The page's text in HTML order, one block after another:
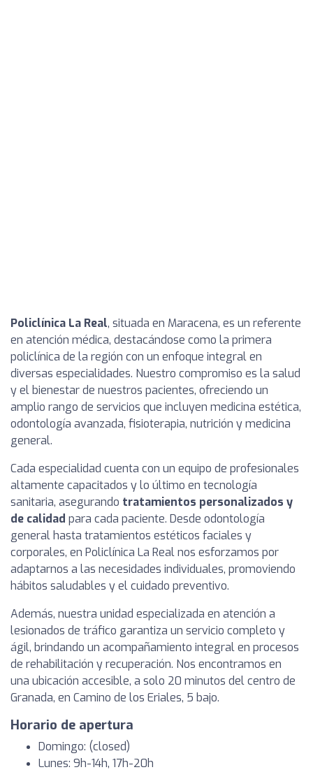
Policlínica La Real, situada en Maracena, es un referente
en atención médica, destacándose como la primera
policlínica de la región con un enfoque integral en
diversas especialidades. Nuestro compromiso es la salud
y el bienestar de nuestros pacientes, ofreciendo un
amplio rango de servicios que incluyen medicina estética,
odontología avanzada, fisioterapia, nutrición y medicina
general.
Cada especialidad cuenta con un equipo de profesionales
altamente capacitados y lo último en tecnología
sanitaria, asegurando tratamientos personalizados y
de calidad para cada paciente. Desde odontología
general hasta tratamientos estéticos faciales y
corporales, en Policlínica La Real nos esforzamos por
adaptarnos a las necesidades individuales, promoviendo
hábitos saludables y el cuidado preventivo.
Además, nuestra unidad especializada en atención a
lesionados de tráfico garantiza un servicio completo y
ágil, brindando un acompañamiento integral en procesos
de rehabilitación y recuperación. Nos encontramos en
una ubicación accesible, a solo 20 minutos del centro de
Granada, en Camino de los Eriales, 5 bajo.
Horario de apertura
Domingo: (closed)
Lunes: 9h-14h, 17h-20h